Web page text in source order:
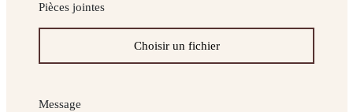
Pièces jointes
Message